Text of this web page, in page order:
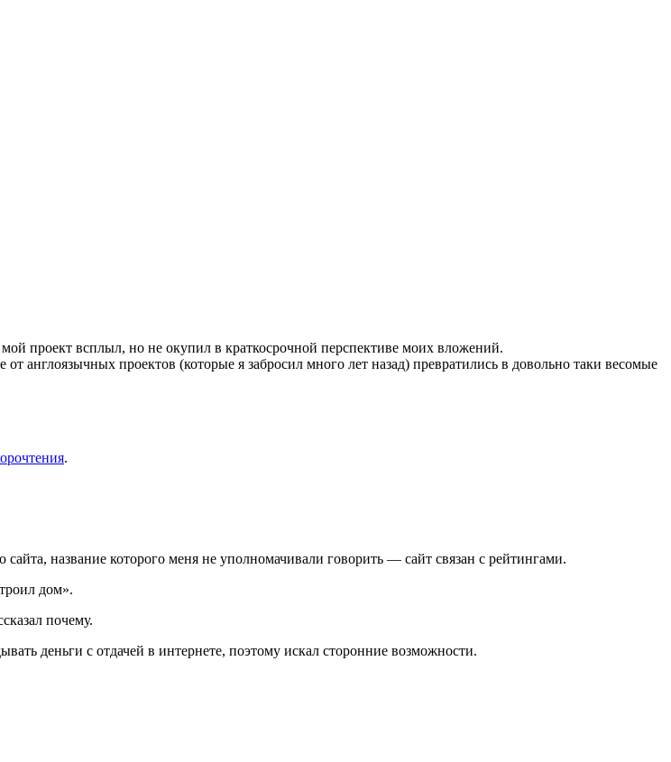
проект всплыл, но не окупил в краткосрочной перспективе моих вложений.
проектов (которые я забросил много лет назад) превратились в довольно таки весомые
.
сайта, название которого меня не уполномачивали говорить — сайт связан с рейтингами.
дом».
почему.
деньги с отдачей в интернете, поэтому искал сторонние возможности.